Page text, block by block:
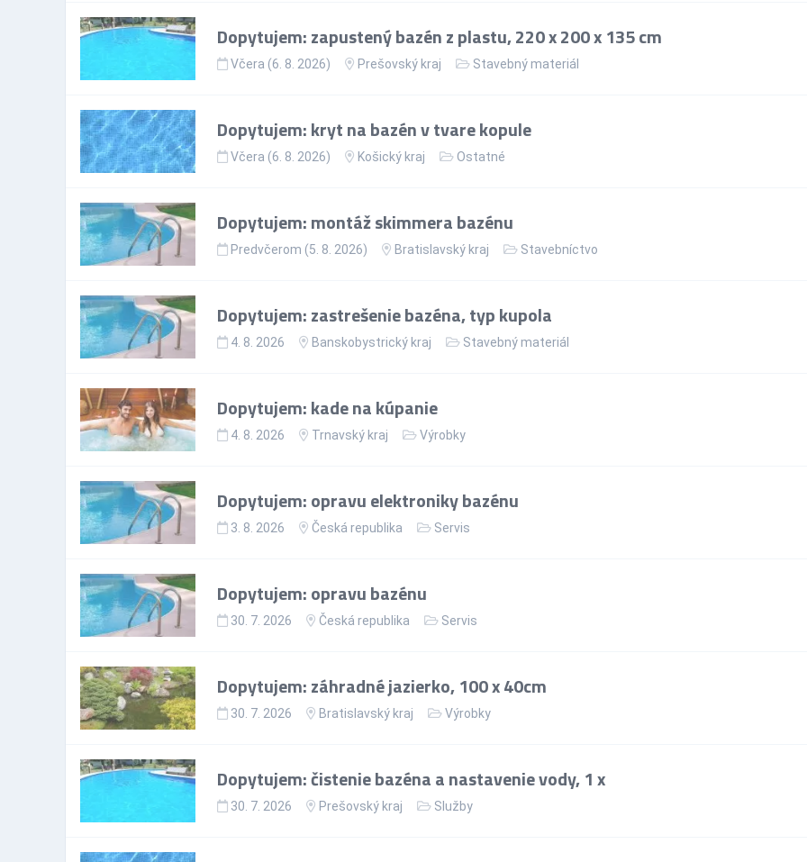
Dopytujem: zapustený bazén z plastu, 220 x 200 x 135 cm
Včera (6. 8. 2026) Prešovský kraj Stavebný materiál
Dopytujem: kryt na bazén v tvare kopule
Včera (6. 8. 2026) Košický kraj Ostatné
Dopytujem: montáž skimmera bazénu
Predvčerom (5. 8. 2026) Bratislavský kraj Stavebníctvo
Dopytujem: zastrešenie bazéna, typ kupola
4. 8. 2026 Banskobystrický kraj Stavebný materiál
Dopytujem: kade na kúpanie
4. 8. 2026 Trnavský kraj Výrobky
Dopytujem: opravu elektroniky bazénu
3. 8. 2026 Česká republika Servis
Dopytujem: opravu bazénu
30. 7. 2026 Česká republika Servis
Dopytujem: záhradné jazierko, 100 x 40cm
30. 7. 2026 Bratislavský kraj Výrobky
Dopytujem: čistenie bazéna a nastavenie vody, 1 x
30. 7. 2026 Prešovský kraj Služby